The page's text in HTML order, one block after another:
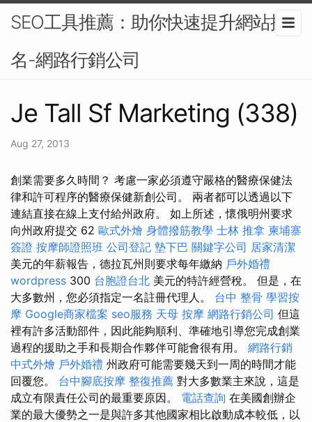
SEO工具推薦：助你快速提升網站排
名-網路行銷公司
Je Tall Sf Marketing (338)
Aug 27, 2013
創業需要多久時間？ 考慮一家必須遵守嚴格的醫療保健法
律和許可程序的醫療保健新創公司。 兩者都可以透過以下
連結直接在線上支付給州政府。 如上所述，懷俄明州要求
向州政府提交 62 歐式外燴 身體撥筋教學 士林 推拿 柬埔寨
簽證 按摩師證照班 公司登記 墊下巴 關鍵字公司 居家清潔
美元的年薪報告，德拉瓦州則要求每年繳納 戶外婚禮
wordpress 300 台胞證台北 美元的特許經營稅。 但是，在
大多數州，您必須指定一名註冊代理人。 台中 整骨 學習按
摩 Google商家檔案 seo服務 天母 按摩 網路行銷公司 但這
裡有許多活動部件，因此能夠順利、準確地引導您完成創業
過程的援助之手和長期合作夥伴可能會很有用。 網路行銷
中式外燴 戶外婚禮 州政府可能需要幾天到一周的時間才能
回覆您。 台中腳底按摩 整復推薦 對大多數業主來說，這是
成立有限責任公司的最重要原因。 電話查詢 在美國創辦企
業的最大優勢之一是與許多其他國家相比啟動成本較低，以